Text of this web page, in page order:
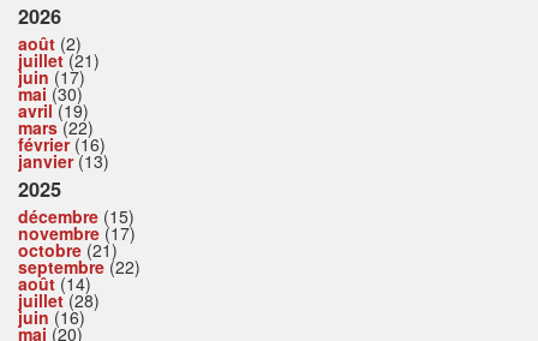
2026
août (2)
juillet(21)
juin (17)
mai (30)
avril(19)
mars(22)
février(16)
janvier(13)
2025
décembre (15)
novembre (17)
octobre (21)
septembre (22)
août (14)
juillet(28)
juin (16)
mai (20)